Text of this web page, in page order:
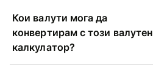
Кои валути мога да
конвертирам с този валутен
калкулатор?